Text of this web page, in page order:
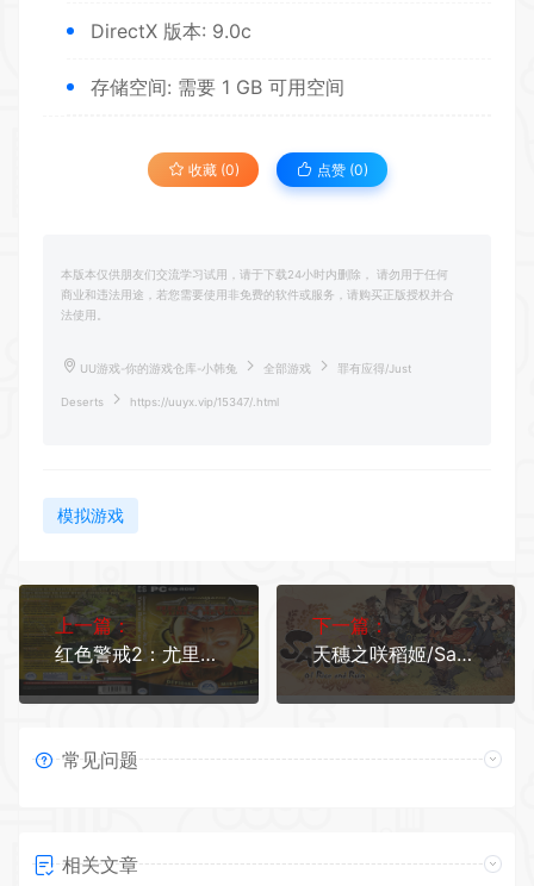
DirectX 版本: 9.0c
存储空间: 需要 1 GB 可用空间
收藏 (0) 点赞 (0)
本版本仅供朋友们交流学习试用，请于下载24小时内删除， 请勿用于任何
商业和违法用途，若您需要使用非免费的软件或服务，请购买正版授权并合
法使用。
UU游戏-你的游戏仓库-小韩兔 全部游戏 罪有应得/Just
Deserts https://uuyx.vip/15347/.html
模拟游戏
上一篇：
红色警戒2：尤里的复仇
下一篇：
天穗之咲稻姬/Sakuna: Of Rice and Ruin（v20211208豪华版）
常见问题
相关文章